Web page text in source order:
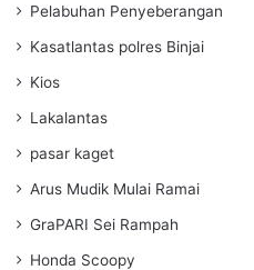
Pelabuhan Penyeberangan
Kasatlantas polres Binjai
Kios
Lakalantas
pasar kaget
Arus Mudik Mulai Ramai
GraPARI Sei Rampah
Honda Scoopy